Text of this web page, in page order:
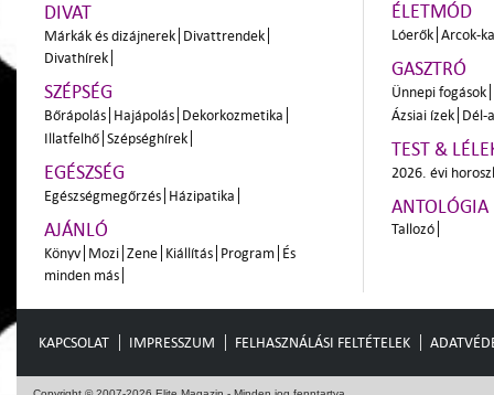
DIVAT
Márkák és dizájnerek Divattrendek
Divathírek
SZÉPSÉG
Bőrápolás Hajápolás Dekorkozmetika
Illatfelhő Szépséghírek
EGÉSZSÉG
Egészségmegőrzés Házipatika
AJÁNLÓ
Könyv Mozi Zene Kiállítás Program És
minden más
ÉLETMÓD
Lóerők Arcok-
GASZTRÓ
Ünnepi fogások
Ázsiai ízek Dél-
TEST &
2026. évi
ANTOLÓGIA
Tallozó
KAPCSOLAT IMPRESSZUM FELHASZNÁLÁSI FELTÉTELEK